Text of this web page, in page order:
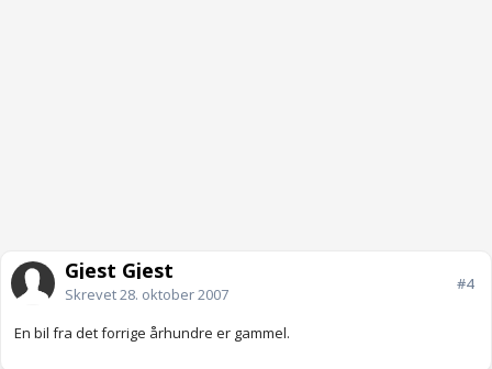
Gjest Gjest
Skrevet28. oktober 2007
#4
En bil fra det forrige århundre er gammel.